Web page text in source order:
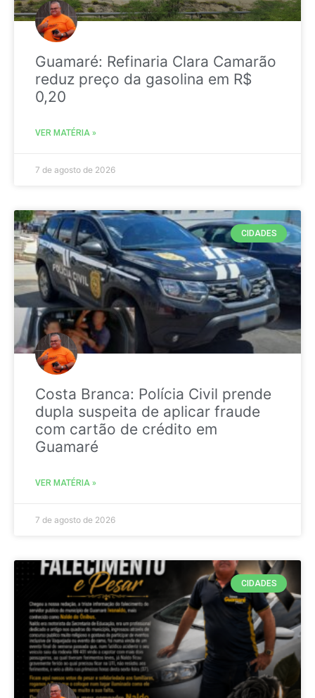
Guamaré: Refinaria Clara Camarão
reduz preço da gasolina em R$
0,20
VER MATÉRIA »
7 de agosto de 2026
CIDADES
Costa Branca: Polícia Civil prende
dupla suspeita de aplicar fraude
com cartão de crédito em
Guamaré
VER MATÉRIA »
7 de agosto de 2026
CIDADES